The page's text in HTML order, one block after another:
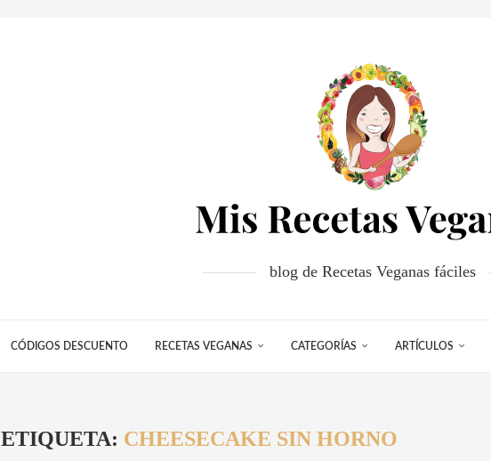
blog de Recetas Veganas fáciles
CÓDIGOS DESCUENTO RECETAS VEGANAS CATEGORÍAS ARTÍCULOS
ETIQUETA: CHEESECAKE SIN HORNO